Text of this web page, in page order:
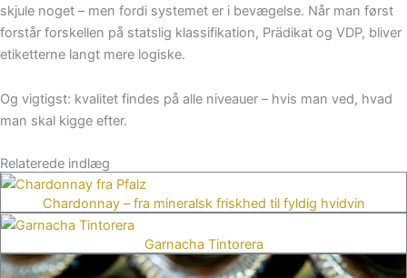
skjule noget – men fordi systemet er i bevægelse. Når man først
forstår forskellen på statslig klassifikation, Prädikat og VDP, bliver
etiketterne langt mere logiske.
Og vigtigst: kvalitet findes på alle niveauer – hvis man ved, hvad
man skal kigge efter.
Relaterede indlæg
Chardonnay – fra mineralsk friskhed til fyldig hvidvin
Garnacha Tintorera